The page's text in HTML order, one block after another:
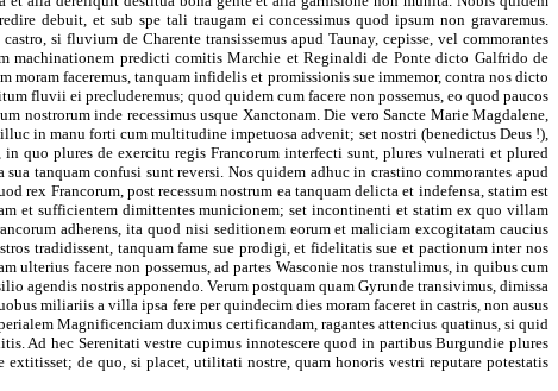
debuit, et sub spe tali traugam ei concessimus quod ipsum non gravaremus.
si fluvium de Charente transissemus apud Taunay, cepisse, vel commorantes
machinationem predicti comitis Marchie et Reginaldi de Ponte dicto Galfrido de
faceremus, tanquam infidelis et promissionis sue immemor, contra nos dicto
fluvii ei precluderemus; quod quidem cum facere non possemus, eo quod paucos
inde recessimus usque Xanctonam. Die vero Sancte Marie Magdalene,
in manu forti cum multitudine impetuosa advenit; set nostri (benedictus Deus !),
quo plures de exercitu regis Francorum interfecti sunt, plures vulnerati et plured
tanquam confusi sunt reversi. Nos quidem adhuc in crastino commorantes apud
rex Francorum, post recessum nostrum ea tanquam delicta et indefensa, statim est
et sufficientem dimittentes municionem; set incontinenti et statim ex quo villam
adherens, ita quod nisi seditionem eorum et maliciam excogitatam caucius
tradidissent, tanquam fame sue prodigi, et fidelitatis sue et pactionum inter nos
facere non possemus, ad partes Wasconie nos transtulimus, in quibus cum
agendis nostris apponendo. Verum postquam quam Gyrunde transivimus, dimissa
miliariis a villa ipsa fere per quindecim dies moram faceret in castris, non ausus
Magnificenciam duximus certificandam, ragantes attencius quatinus, si quid
Ad hec Serenitati vestre cupimus innotescere quod in partibus Burgundie plures
de quo, si placet, utilitati nostre, quam honoris vestri reputare potestatis